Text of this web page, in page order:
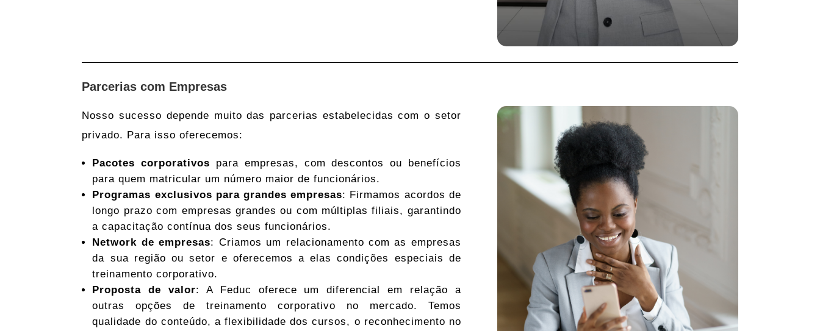
Parcerias com Empresas
Nosso sucesso depende muito das parcerias estabelecidas com o setor
privado. Para isso oferecemos:
Pacotes corporativos para empresas, com descontos ou benefícios
para quem matricular um número maior de funcionários.
Programas exclusivos para grandes empresas: Firmamos acordos de
longo prazo com empresas grandes ou com múltiplas filiais, garantindo
a capacitação contínua dos seus funcionários.
Network de empresas: Criamos um relacionamento com as empresas
da sua região ou setor e oferecemos a elas condições especiais de
treinamento corporativo.
Proposta de valor: A Feduc oferece um diferencial em relação a
outras opções de treinamento corporativo no mercado. Temos
qualidade do conteúdo, a flexibilidade dos cursos, o reconhecimento no